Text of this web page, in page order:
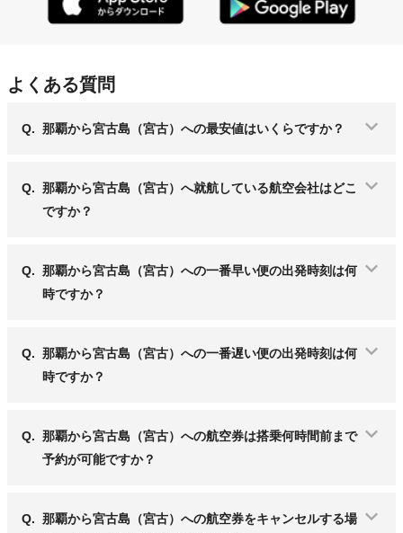
よくある質問
Q. 那覇から宮古島（宮古）への最安値はいくらですか？
Q. 那覇から宮古島（宮古）へ就航している航空会社はどこ
ですか？
Q. 那覇から宮古島（宮古）への一番早い便の出発時刻は何
時ですか？
Q. 那覇から宮古島（宮古）への一番遅い便の出発時刻は何
時ですか？
Q. 那覇から宮古島（宮古）への航空券は搭乗何時間前まで
予約が可能ですか？
Q. 那覇から宮古島（宮古）への航空券をキャンセルする場